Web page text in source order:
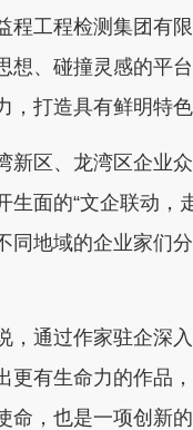
工程检测集团有限
想、碰撞灵感的平
打造具有鲜明特色
区、龙湾区企业众
生面的“文企联动
同地域的企业家们
通过作家驻企深入
更有生命力的作品
，也是一项创新的